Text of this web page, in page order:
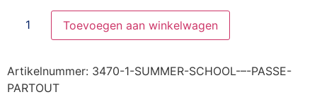
Toevoegen aan winkelwagen
Artikelnummer: 3470-1-SUMMER-SCHOOL-–-PASSE-
PARTOUT